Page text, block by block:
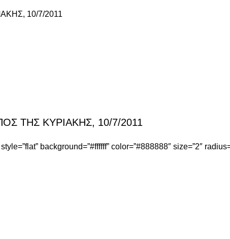
10/7/2011
ΤΗΣ ΚΥΡΙΑΚΗΣ, 10/7/2011
background=”#ffffff” color=”#888888″ size=”2″